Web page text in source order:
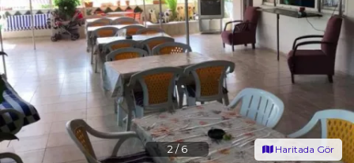
2/6 Haritada Gör